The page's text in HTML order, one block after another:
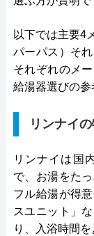
以下では主要4
パーパス）そ
それぞれのメ
給湯器選びの参
リンナイ
リンナイは国
で、お湯をた
フル給湯が得
スユニット」
り、入浴時間を